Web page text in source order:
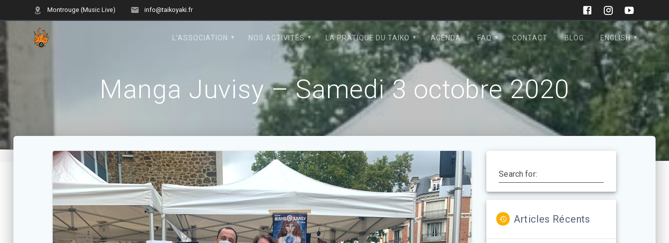
Montrouge (Music Live) info@taikoyaki.fr
L’ASSOCIATION NOS ACTIVITÉS LA PRATIQUE DU TAIKO AGENDA FAQ CONTACT BLOG ENGLISH
Manga Juvisy – Samedi 3 octobre 2020
Search for:
Articles Récents